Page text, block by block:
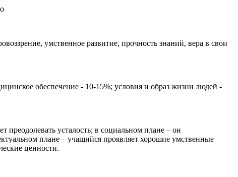
умственное развитие, прочность знаний, вера в свои
обеспечение - 10-15%; условия и образ жизни людей -
преодолевать усталость; в социальном плане – он
плане – учащийся проявляет хорошие умственные
ценности.